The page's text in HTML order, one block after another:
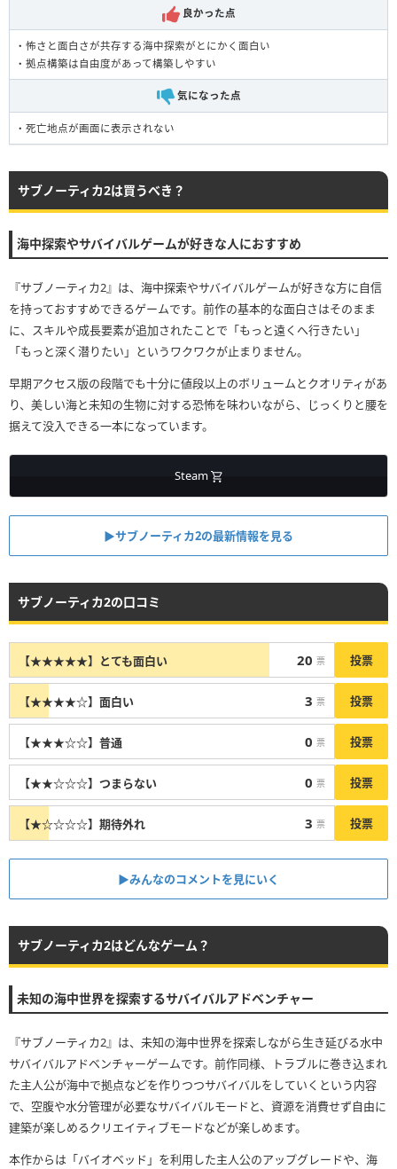
良かった点
・怖さと面白さが共存する海中探索がとにかく面白い
・拠点構築は自由度があって構築しやすい
気になった点
・死亡地点が画面に表示されない
サブノーティカ2は買うべき？
海中探索やサバイバルゲームが好きな人におすすめ
『サブノーティカ2』は、海中探索やサバイバルゲームが好きな方に自信
を持っておすすめできるゲームです。前作の基本的な面白さはそのまま
に、スキルや成長要素が追加されたことで「もっと遠くへ行きたい」
「もっと深く潜りたい」というワクワクが止まりません。
早期アクセス版の段階でも十分に値段以上のボリュームとクオリティがあ
り、美しい海と未知の生物に対する恐怖を味わいながら、じっくりと腰を
据えて没入できる一本になっています。
Steam
▶︎サブノーティカ2の最新情報を見る
サブノーティカ2の口コミ
【★★★★★】とても面白い 20 票 投票
【★★★★☆】面白い 3 票 投票
【★★★☆☆】普通 0 票 投票
【★★☆☆☆】つまらない 0 票 投票
【★☆☆☆☆】期待外れ 3 票 投票
▶︎みんなのコメントを見にいく
サブノーティカ2はどんなゲーム？
未知の海中世界を探索するサバイバルアドベンチャー
『サブノーティカ2』は、未知の海中世界を探索しながら生き延びる水中
サバイバルアドベンチャーゲームです。前作同様、トラブルに巻き込まれ
た主人公が海中で拠点などを作りつつサバイバルをしていくという内容
で、空腹や水分管理が必要なサバイバルモードと、資源を消費せず自由に
建築が楽しめるクリエイティブモードなどが楽しめます。
本作からは「バイオベッド」を利用した主人公のアップグレードや、海